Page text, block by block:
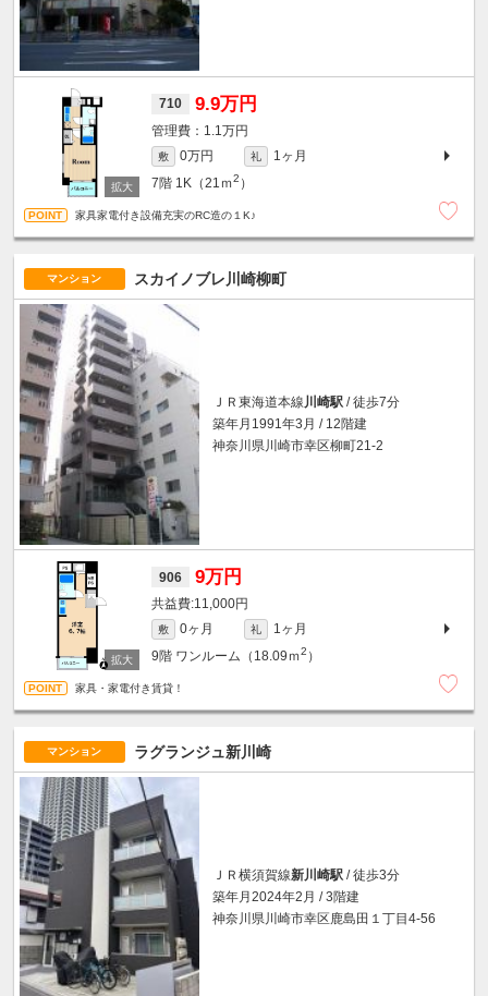
710 9.9万円
1.1万円
敷 0万円 礼
1ヶ月
7階 1K（21ｍ2 ）
家具家電付き設備充実のRC造の１K♪
マンション スカイノブレ川崎柳町
ＪＲ東海道本線川崎駅 / 徒歩7分
築年月1991年3月 / 12階建
神奈川県川崎市幸区柳町21-2
906 9万円
11,000円
敷 0ヶ月 礼
1ヶ月
9階 ワンルーム（18.09ｍ2 ）
家具・家電付き賃貸！
マンション ラグランジュ新川崎
ＪＲ横須賀線新川崎駅 / 徒歩3分
築年月2024年2月 / 3階建
神奈川県川崎市幸区鹿島田１丁目4-56